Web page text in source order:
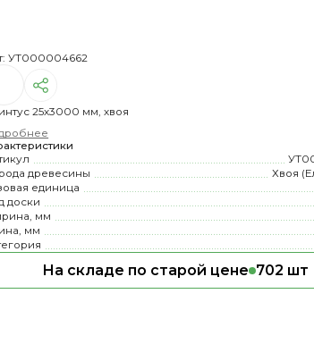
УТ000004662
25х3000 мм, хвоя
древесины
Хвоя
единица
доски
мм
мм
На складе по старой цене 702 шт